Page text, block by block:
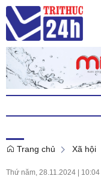
Trang chủ Xã hội
Thứ năm, 28.11.2024 | 10:04